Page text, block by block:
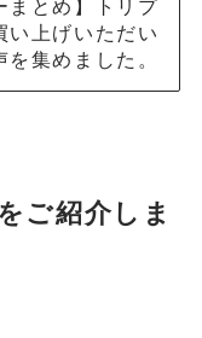
まとめ】トリプ
い上げいただい
集めました。
ご紹介しま